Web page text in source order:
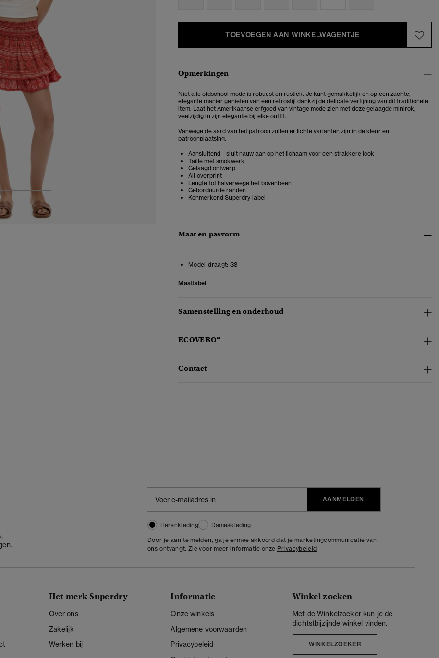
5
TOEVOEGEN AAN WINKELWAGENTJE
Opmerkingen
Niet alle oldschool mode is robuust en rustiek. Je kunt gemakkelijk en op een zachte,
elegante manier genieten van een retrostijl dankzij de delicate verfijning van dit traditionele
item. Laat het Amerikaanse erfgoed van vintage mode zien met deze gelaagde minirok,
veelzijdig in zijn elegantie bij elke outfit.
Vanwege de aard van het patroon zullen er lichte varianten zijn in de kleur en
patroonplaatsing.
Aansluitend – sluit nauw aan op het lichaam voor een strakkere look
Taille met smokwerk
Gelaagd ontwerp
All-overprint
Lengte tot halverwege het bovenbeen
Geborduurde randen
Kenmerkend Superdry-label
Maat en pasvorm
Model draagt: 38
Maattabel
Samenstelling en onderhoud
ECOVERO™
Contact
AANMELDEN
Herenkleding
Dameskleding
Door je aan te melden, ga je ermee akkoord dat je marketingcommunicatie van
ons ontvangt. Zie voor meer informatie onze Privacybeleid
Het merk Superdry
Over ons
Zakelijk
Werken bij
Informatie
Onze winkels
Algemene voorwaarden
Privacybeleid
Winkel zoeken
Met de Winkelzoeker kun je de
dichtstbijzijnde winkel vinden.
WINKELZOEKER